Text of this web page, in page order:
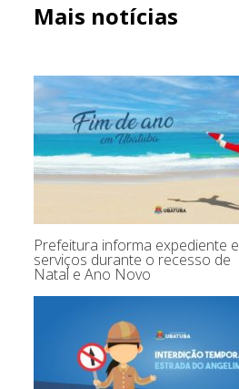
Mais notícias
Prefeitura informa expediente e
serviços durante o recesso de
Natal e Ano Novo